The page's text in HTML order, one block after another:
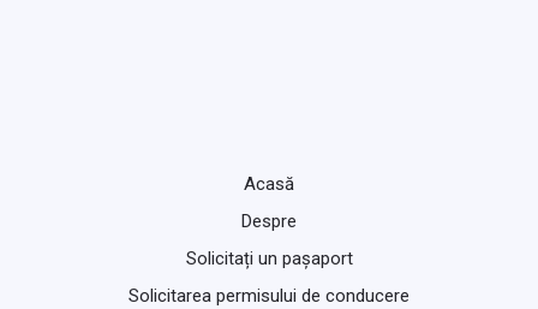
Acasă
Despre
Solicitați un pașaport
Solicitarea permisului de conducere